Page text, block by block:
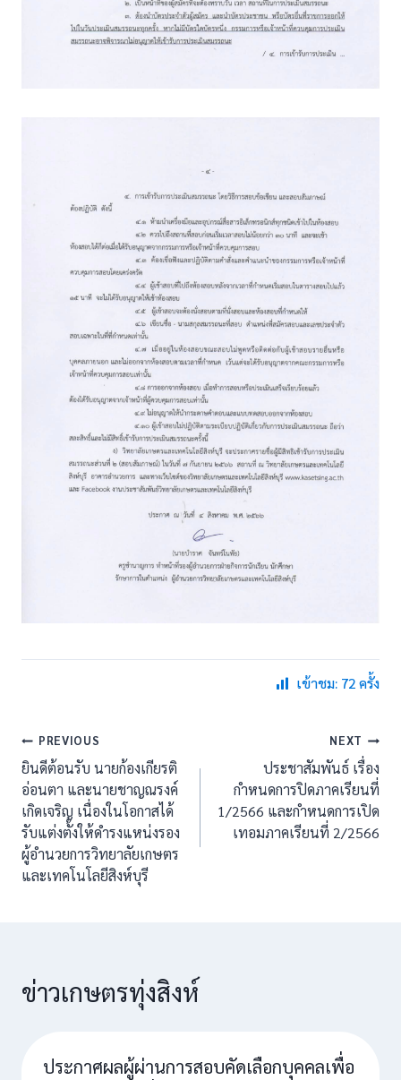
เข้าชม: 72 ครั้ง
แนะแนว
เรื่อง
PREVIOUS
ยินดีต้อนรับ นายก้องเกียรติ
อ่อนตา และนายชาญณรงค์
เกิดเจริญ เนื่องในโอกาสได้
รับแต่งตั้งให้ดำรงแหน่งรอง
ผู้อำนวยการวิทยาลัยเกษตร
และเทคโนโลยีสิงห์บุรี
NEXT
ประชาสัมพันธ์ เรื่อง
กำหนดการปิดภาคเรียนที่
1/2566 และกำหนดการเปิด
เทอมภาคเรียนที่ 2/2566
ข่าวเกษตรทุ่งสิงห์
ประกาศผลผู้ผ่านการสอบคัดเลือกบุคคลเพื่อ